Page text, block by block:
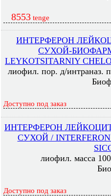
8553 tenge
ИНТЕРФЕРОН
СУХОЙ-
LEYKOTSITARNIY
лиофил. пор. д/
Доступно под заказ
ИНТЕРФЕРОН
СУХОЙ /
лиофил. масса
Доступно под заказ